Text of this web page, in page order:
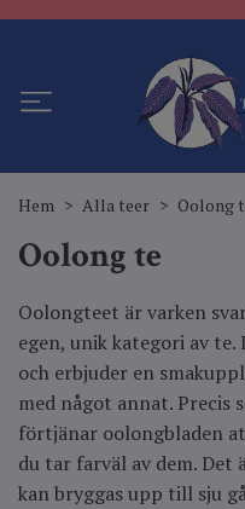
Hem Alla teer Oolong
Oolong te
Oolongteet är varken
egen, unik kategori av te.
och erbjuder en
med något annat. Precis
förtjänar oolongbladen
du tar farväl av dem.
kan bryggas upp till sju